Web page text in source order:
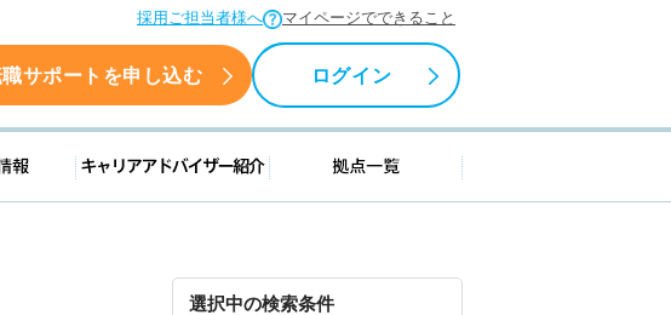
採用ご担当者様へ マイページでできること
サポートを申し込む ログイン
転職支援情報 キャリアアドバイザー紹介 拠点一覧
選択中の検索条件